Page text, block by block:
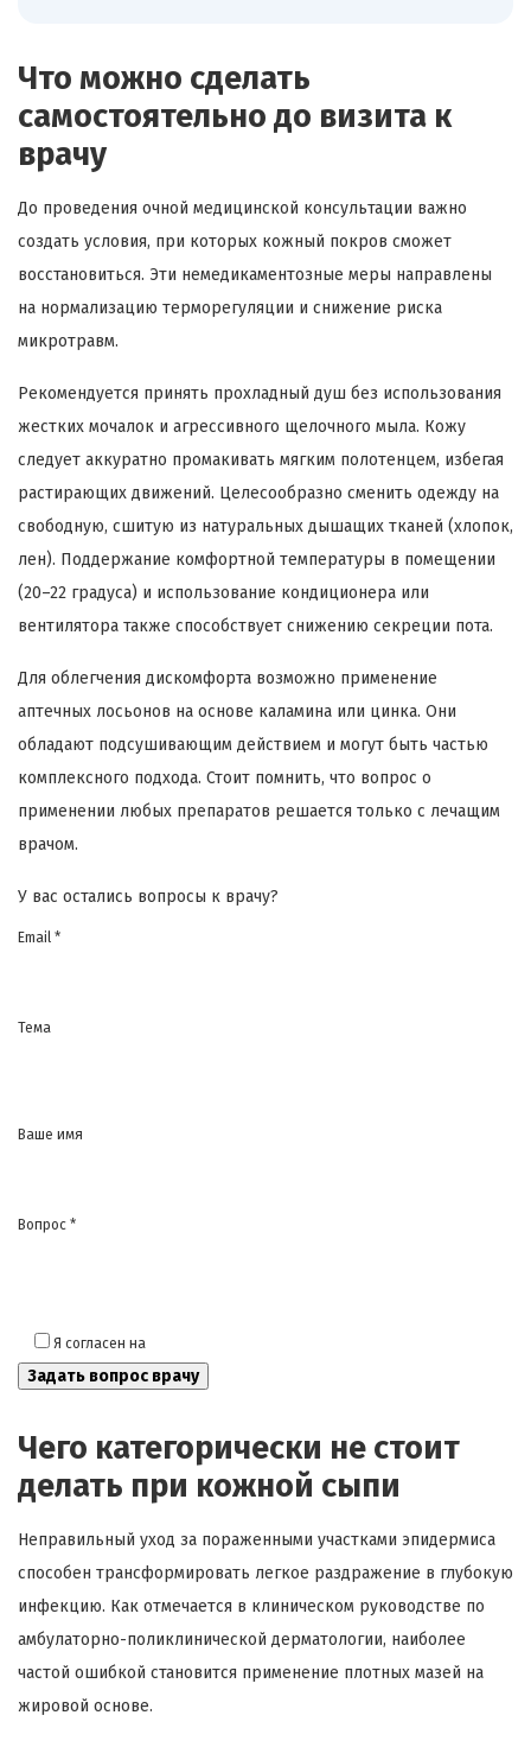
Что можно сделать
самостоятельно до визита к
врачу
До проведения очной медицинской консультации важно
создать условия, при которых кожный покров сможет
восстановиться. Эти немедикаментозные меры направлены
на нормализацию терморегуляции и снижение риска
микротравм.
Рекомендуется принять прохладный душ без использования
жестких мочалок и агрессивного щелочного мыла. Кожу
следует аккуратно промакивать мягким полотенцем, избегая
растирающих движений. Целесообразно сменить одежду на
свободную, сшитую из натуральных дышащих тканей (хлопок,
лен). Поддержание комфортной температуры в помещении
(20–22 градуса) и использование кондиционера или
вентилятора также способствует снижению секреции пота.
Для облегчения дискомфорта возможно применение
аптечных лосьонов на основе каламина или цинка. Они
обладают подсушивающим действием и могут быть частью
комплексного подхода. Стоит помнить, что вопрос о
применении любых препаратов решается только с лечащим
врачом.
У вас остались вопросы к врачу?
Email *
Тема
Ваше имя
Вопрос *
Я согласен на
Чего категорически не стоит
делать при кожной сыпи
Неправильный уход за пораженными участками эпидермиса
способен трансформировать легкое раздражение в глубокую
инфекцию. Как отмечается в клиническом руководстве по
амбулаторно-поликлинической дерматологии, наиболее
частой ошибкой становится применение плотных мазей на
жировой основе.